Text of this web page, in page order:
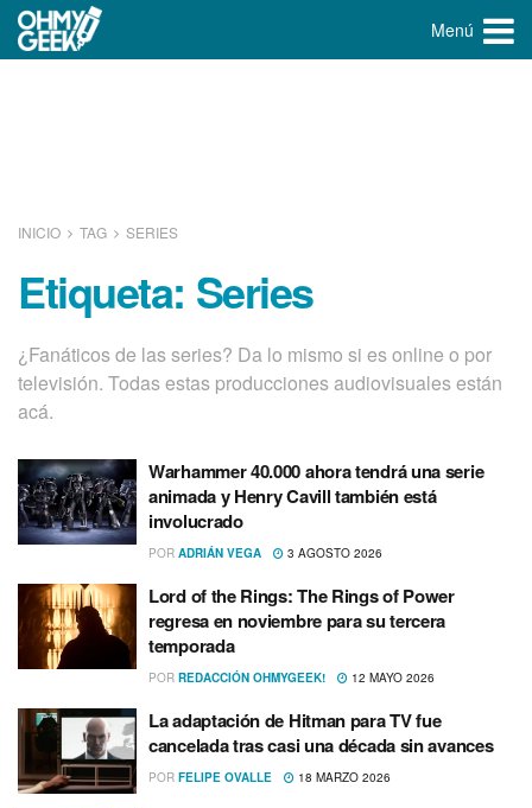
Menú
INICIO TAG SERIES
Etiqueta: Series
¿Fanáticos de las series? Da lo mismo si es online o por
televisión. Todas estas producciones audiovisuales están
acá.
Warhammer 40.000 ahora tendrá una serie
animada y Henry Cavill también está
involucrado
POR ADRIÁN VEGA 3 AGOSTO 2026
Lord of the Rings: The Rings of Power
regresa en noviembre para su tercera
temporada
POR REDACCIÓN OHMYGEEK! 12 MAYO 2026
La adaptación de Hitman para TV fue
cancelada tras casi una década sin avances
POR FELIPE OVALLE 18 MARZO 2026